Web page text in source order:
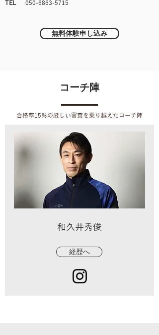
TEL 050-6863-5715
無料体験申し込み
コーチ陣
​合格率15％の厳しい審査を乗り越えた コーチ陣
​和久井秀俊
経歴へ